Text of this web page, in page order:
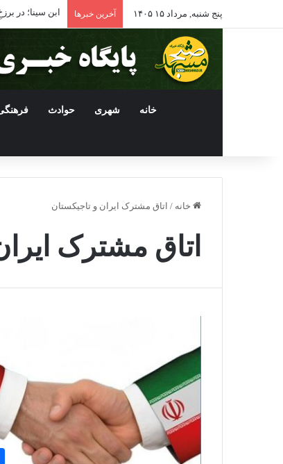
پنج شنبه, مرداد ۱۵ ۱۴۰۵ آخرین خبرها ابن سینا؛ در
خانه شهری حوادث
خانه / اتاق مشترک ایران و تاجیکستان
اتاق مشترک